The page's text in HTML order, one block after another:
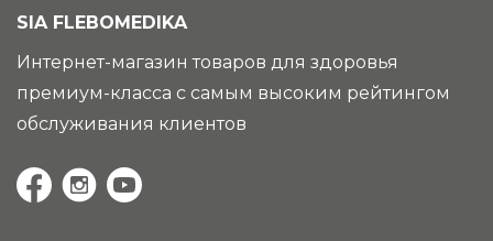
SIA FLEBOMEDIKA
Интернет-магазин товаров для здоровья
премиум-класса с самым высоким рейтингом
обслуживания клиентов